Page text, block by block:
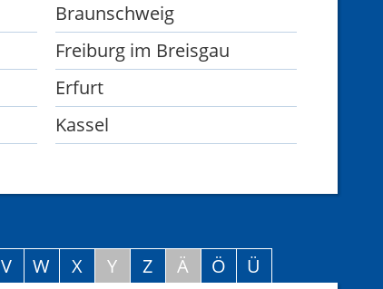
Braunschweig
Freiburg im Breisgau
Erfurt
Kassel
V W X Y Z Ä Ö Ü